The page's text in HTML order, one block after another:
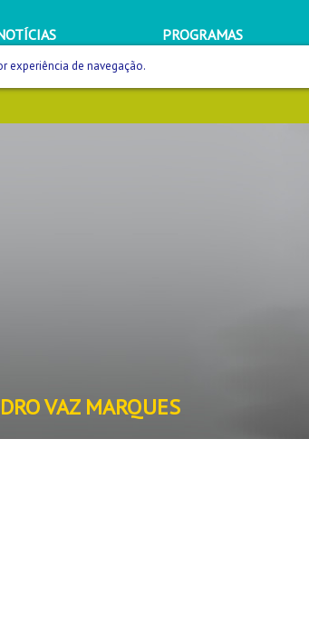
PROGRAMAS
VAZ MARQUES
experiência de navegação.